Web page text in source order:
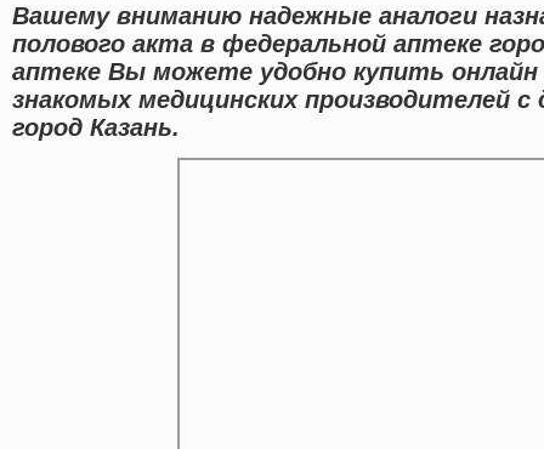
Вашему вниманию надежные аналоги
полового акта в федеральной аптеке
аптеке Вы можете удобно купить
знакомых медицинских производителей
город Казань.